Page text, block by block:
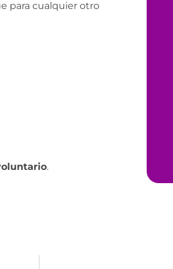
para cualquier otro
.